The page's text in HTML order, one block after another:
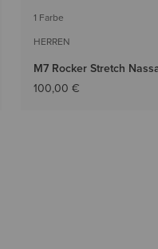
1 Farbe
HERREN
M7 Rocker Stretch
100,00 €